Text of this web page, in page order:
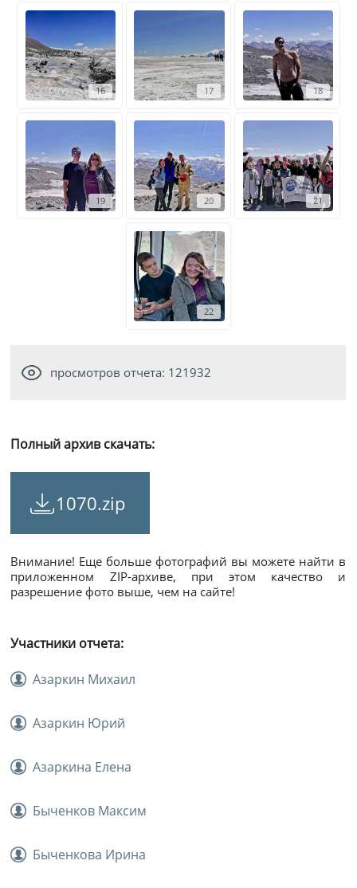
16 17 18
19 20 21
22
просмотров отчета: 121932
Полный архив скачать:
1070.zip
Внимание! Еще больше фотографий вы можете найти в
приложенном ZIP-архиве, при этом качество и
разрешение фото выше, чем на сайте!
Участники отчета:
Азаркин Михаил
Азаркин Юрий
Азаркина Елена
Быченков Максим
Быченкова Ирина